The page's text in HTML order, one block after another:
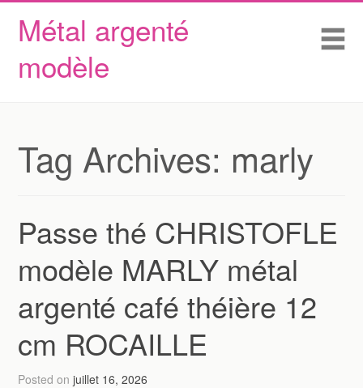
Métal argenté
modèle
Skip to content
Accueil
Conditions d’utilisation
Tag Archives: marly
Passe thé CHRISTOFLE
modèle MARLY métal
argenté café théière 12
cm ROCAILLE
Posted onjuillet 16, 2026